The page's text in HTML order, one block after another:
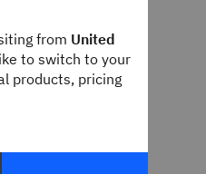
from United
to switch to your
products, pricing